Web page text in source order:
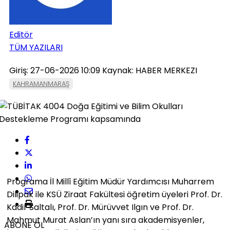
Editör
TÜM YAZILARI
Giriş: 27-06-2026 10:09 Kaynak: HABER MERKEZI
KAHRAMANMARAŞ
ABONE OL
Programa İl Millî Eğitim Müdür Yardımcısı Muharrem
Dilipak ile KSÜ Ziraat Fakültesi öğretim üyeleri Prof. Dr.
Kadir Saltalı, Prof. Dr. Mürüvvet Ilgın ve Prof. Dr.
Mahmut Murat Aslan’ın yanı sıra akademisyenler,